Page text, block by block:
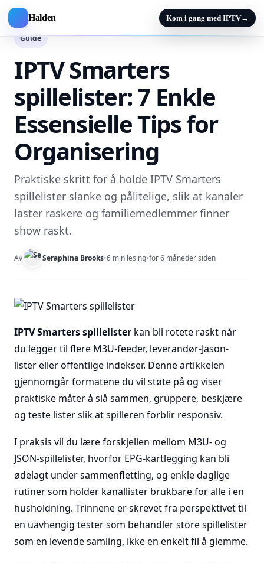
Halden Kom i gang med IPTV→
Guide
IPTV Smarters
spillelister: 7 Enkle
Essensielle Tips for
Organisering
Praktiske skritt for å holde IPTV Smarters
spillelister slanke og pålitelige, slik at kanaler
laster raskere og familiemedlemmer finner
show raskt.
Av Seraphina Brooks•6 min lesing•for 6 måneder siden
IPTV Smarters spillelister kan bli rotete raskt når
du legger til flere M3U-feeder, leverandør-Jason-
lister eller offentlige indekser. Denne artikkelen
gjennomgår formatene du vil støte på og viser
praktiske måter å slå sammen, gruppere, beskjære
og teste lister slik at spilleren forblir responsiv.
I praksis vil du lære forskjellen mellom M3U- og
JSON-spillelister, hvorfor EPG-kartlegging kan bli
ødelagt under sammenfletting, og enkle daglige
rutiner som holder kanallister brukbare for alle i en
husholdning. Trinnene er skrevet fra perspektivet til
en uavhengig tester som behandler store spillelister
som en levende samling, ikke en enkelt fil å glemme.